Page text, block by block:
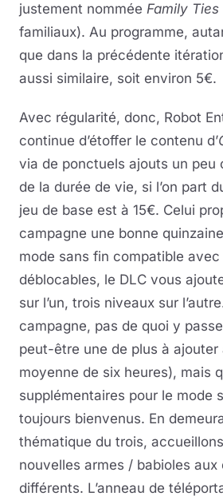
justement nommée Family Ties
familiaux). Au programme,
que dans la précédente
aussi similaire, soit environ 5€.
Avec régularité, donc, Robot
continue d’étoffer le contenu d’
via de ponctuels ajouts un peu
de la durée de vie, si l’on part
jeu de base est à 15€. Celui
campagne une bonne
mode sans fin compatible
déblocables, le DLC vous
sur l’un, trois niveaux sur
campagne, pas de quoi y
peut-être une de plus à
moyenne de six heures), mais
supplémentaires pour le mode
toujours bienvenus. En
thématique du trois,
nouvelles armes / babioles aux
différents. L’anneau de